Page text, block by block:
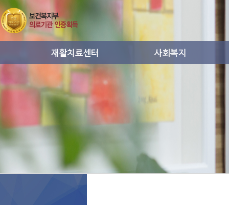
작업치료